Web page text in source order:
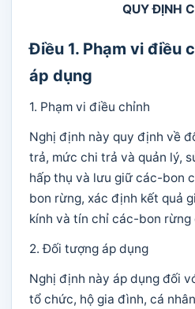
QUY ĐỊNH
Điều 1. Phạm vi điều
áp dụng
1. Phạm vi điều chỉnh
Nghị định này quy định về
trả, mức chi trả và quản lý,
hấp thụ và lưu giữ các-bon
bon rừng, xác định kết quả
kính và tín chỉ các-bon rừng
2. Đối tượng áp dụng
Nghị định này áp dụng đối
tổ chức, hộ gia đình, cá